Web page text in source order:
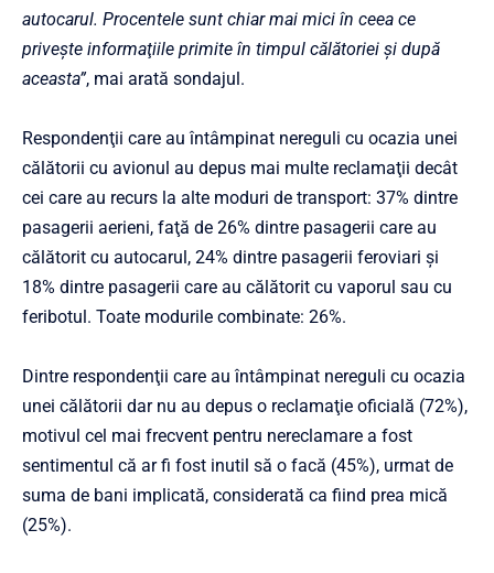
autocarul. Procentele sunt chiar mai mici în ceea ce
priveşte informaţiile primite în timpul călătoriei şi după
aceasta”, mai arată sondajul.
Respondenţii care au întâmpinat nereguli cu ocazia unei
călătorii cu avionul au depus mai multe reclamaţii decât
cei care au recurs la alte moduri de transport: 37% dintre
pasagerii aerieni, faţă de 26% dintre pasagerii care au
călătorit cu autocarul, 24% dintre pasagerii feroviari şi
18% dintre pasagerii care au călătorit cu vaporul sau cu
feribotul. Toate modurile combinate: 26%.
Dintre respondenţii care au întâmpinat nereguli cu ocazia
unei călătorii dar nu au depus o reclamaţie oficială (72%),
motivul cel mai frecvent pentru nereclamare a fost
sentimentul că ar fi fost inutil să o facă (45%), urmat de
suma de bani implicată, considerată ca fiind prea mică
(25%).